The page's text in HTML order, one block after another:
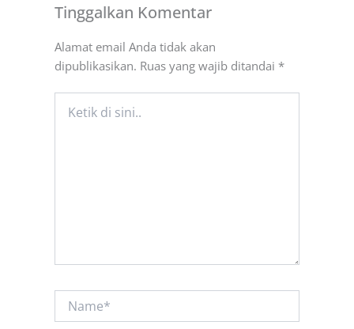
Tinggalkan Komentar
Alamat email Anda tidak akan
dipublikasikan. Ruas yang wajib ditandai *